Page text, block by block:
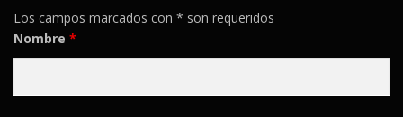
Los campos marcados con * son requeridos
Nombre *